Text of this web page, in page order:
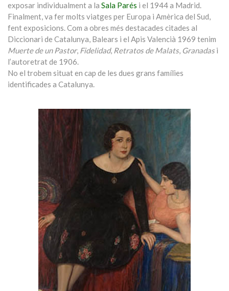
exposar individualment a la Sala Parés i el 1944 a Madrid.
Finalment, va fer molts viatges per Europa i Amèrica del Sud,
fent exposicions. Com a obres més destacades citades al
Diccionari de Catalunya, Balears i el Apis Valencià 1969 tenim
Muerte de un Pastor, Fidelidad, Retratos de Malats, Granadas i
l’autoretrat de 1906.
No el trobem situat en cap de les dues grans famílies
identificades a Catalunya.